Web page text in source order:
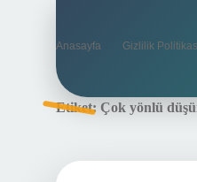
Anasayfa Gizlilik
Etiket: Çok yönlü